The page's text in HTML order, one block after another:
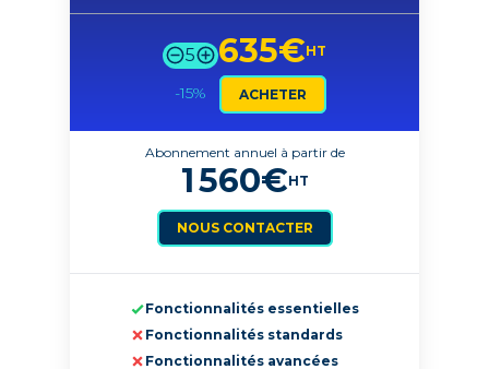
5
-15%
635€HT
ACHETER
Abonnement annuel à partir de
1 560€HT
NOUS CONTACTER
Fonctionnalités essentielles
Fonctionnalités standards
Fonctionnalités avancées